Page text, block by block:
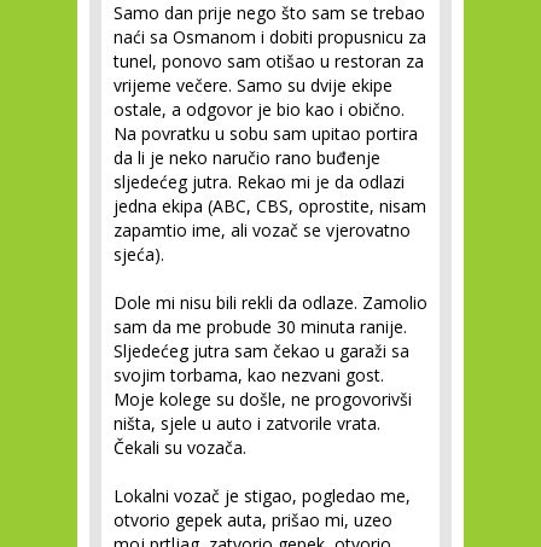
Samo dan prije nego što sam se trebao
naći sa Osmanom i dobiti propusnicu za
tunel, ponovo sam otišao u restoran za
vrijeme večere. Samo su dvije ekipe
ostale, a odgovor je bio kao i obično.
Na povratku u sobu sam upitao portira
da li je neko naručio rano buđenje
sljedećeg jutra. Rekao mi je da odlazi
jedna ekipa (ABC, CBS, oprostite, nisam
zapamtio ime, ali vozač se vjerovatno
sjeća).
Dole mi nisu bili rekli da odlaze. Zamolio
sam da me probude 30 minuta ranije.
Sljedećeg jutra sam čekao u garaži sa
svojim torbama, kao nezvani gost.
Moje kolege su došle, ne progovorivši
ništa, sjele u auto i zatvorile vrata.
Čekali su vozača.
Lokalni vozač je stigao, pogledao me,
otvorio gepek auta, prišao mi, uzeo